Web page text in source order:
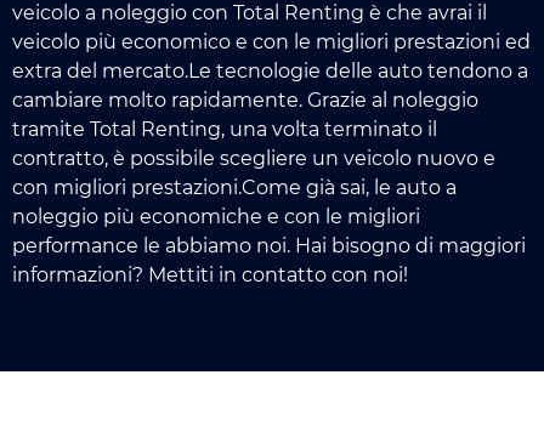
veicolo a noleggio con Total Renting è che avrai il
veicolo più economico e con le migliori prestazioni ed
extra del mercato.Le tecnologie delle auto tendono a
cambiare molto rapidamente. Grazie al noleggio
tramite Total Renting, una volta terminato il
contratto, è possibile scegliere un veicolo nuovo e
con migliori prestazioni.Come già sai, le auto a
noleggio più economiche e con le migliori
performance le abbiamo noi. Hai bisogno di maggiori
informazioni? Mettiti in contatto con noi!